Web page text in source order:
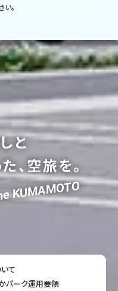
。
と
、空旅を。
KUMAMOTO
て
パーク運用要領